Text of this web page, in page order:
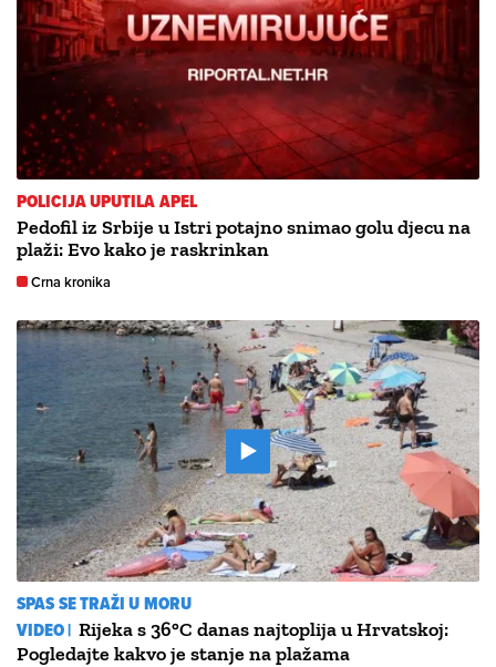
POLICIJA UPUTILA APEL
Pedofil iz Srbije u Istri potajno snimao golu djecu na
plaži: Evo kako je raskrinkan
Crna kronika
SPAS SE TRAŽI U MORU
VIDEO | Rijeka s 36°C danas najtoplija u Hrvatskoj:
Pogledajte kakvo je stanje na plažama